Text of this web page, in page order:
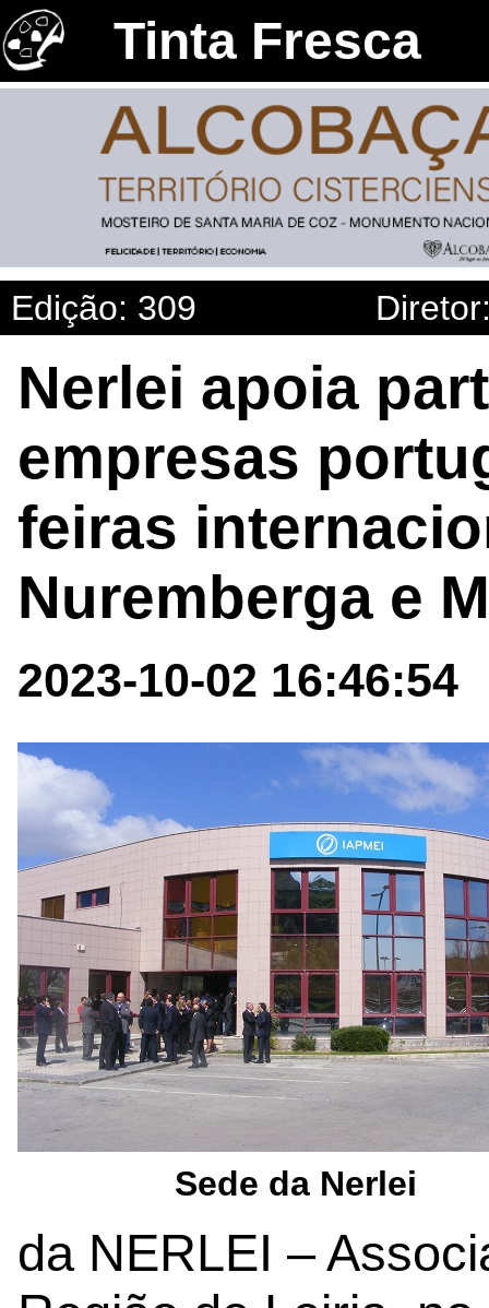
Tinta Fresca
Edição: 309
Nerlei apoia
empresas
feiras
Nuremberga e
2023-10-02 16:46:54
Sede da Nerlei
da NERLEI –